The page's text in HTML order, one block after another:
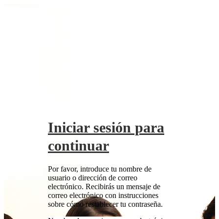
Iniciar sesión para
continuar
Por favor, introduce tu nombre de
usuario o dirección de correo
electrónico. Recibirás un mensaje de
correo electrónico con instrucciones
sobre cómo restablecer tu contraseña.